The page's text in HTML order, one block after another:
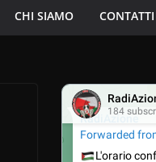
CHI SIAMO CONTATTI